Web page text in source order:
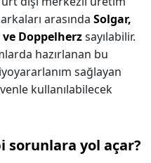
arasında Solgar,
Doppelherzsayılabilir.
hazırlanan bu
sağlayan
kullanılabilecek
sorunlara yol açar?